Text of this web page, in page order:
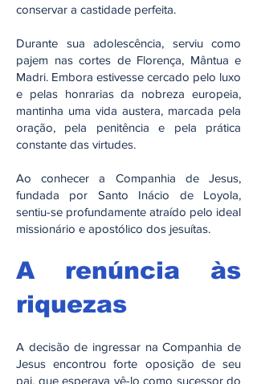
conservar a castidade perfeita.
Durante sua adolescência, serviu como
pajem nas cortes de Florença, Mântua e
Madri. Embora estivesse cercado pelo luxo
e pelas honrarias da nobreza europeia,
mantinha uma vida austera, marcada pela
oração, pela penitência e pela prática
constante das virtudes.
Ao conhecer a Companhia de Jesus,
fundada por Santo Inácio de Loyola,
sentiu-se profundamente atraído pelo ideal
missionário e apostólico dos jesuítas.
A renúncia às
riquezas
A decisão de ingressar na Companhia de
Jesus encontrou forte oposição de seu
pai, que esperava vê-lo como sucessor do